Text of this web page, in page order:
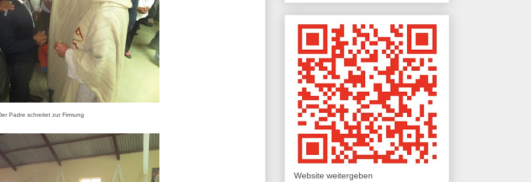
Padre schreitet zur Firmung
Website weitergeben